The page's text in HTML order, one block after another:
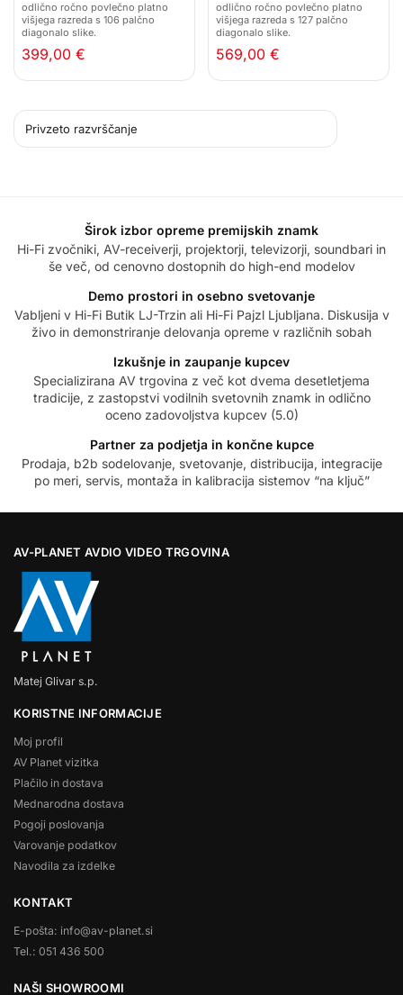
odlično ročno povlečno platno
višjega razreda s 106 palčno
diagonalo slike.
399,00 €
odlično ročno povlečno platno
višjega razreda s 127 palčno
diagonalo slike.
569,00 €
Širok izbor opreme premijskih znamk
Hi-Fi zvočniki, AV-receiverji, projektorji, televizorji, soundbari in
še več, od cenovno dostopnih do high-end modelov
Demo prostori in osebno svetovanje
Vabljeni v Hi-Fi Butik LJ-Trzin ali Hi-Fi Pajzl Ljubljana. Diskusija v
živo in demonstriranje delovanja opreme v različnih sobah
Izkušnje in zaupanje kupcev
Specializirana AV trgovina z več kot dvema desetletjema
tradicije, z zastopstvi vodilnih svetovnih znamk in odlično
oceno zadovoljstva kupcev (5.0)
Partner za podjetja in končne kupce
Prodaja, b2b sodelovanje, svetovanje, distribucija, integracije
po meri, servis, montaža in kalibracija sistemov “na ključ”
AV-PLANET AVDIO VIDEO TRGOVINA
Matej Glivar s.p.
KORISTNE INFORMACIJE
Moj profil
AV Planet vizitka
Plačilo in dostava
Mednarodna dostava
Pogoji poslovanja
Varovanje podatkov
Navodila za izdelke
KONTAKT
E-pošta: info@av-planet.si
Tel.: 051 436 500
NAŠI SHOWROOMI